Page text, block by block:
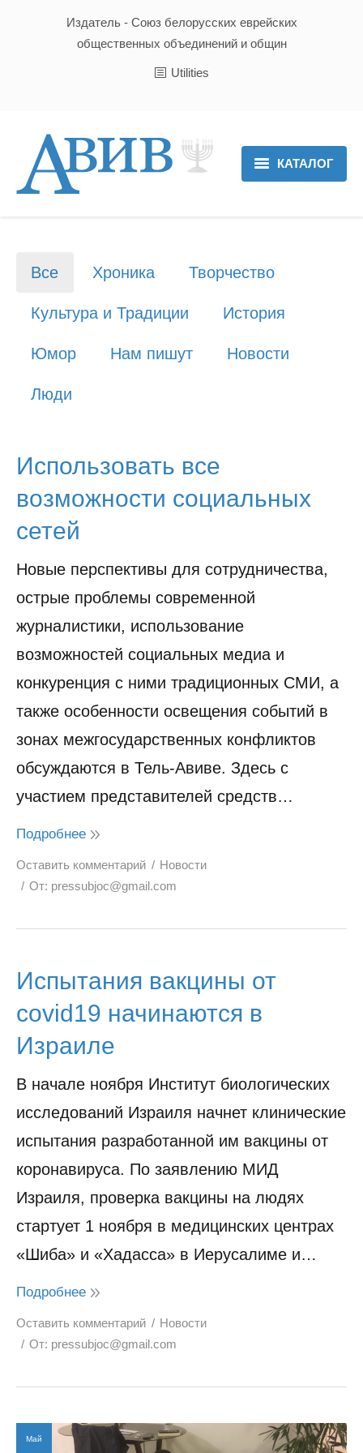
Издатель - Союз белорусских еврейских
общественных объединений и общин
Utilities
КАТАЛОГ
Культура и Традиции
Хроника
Люди
Все Хроника Творчество
Культура и Традиции История
Юмор Нам пишут Новости
Люди
Использовать все
возможности социальных
сетей
Новые перспективы для сотрудничества,
острые проблемы современной
журналистики, использование
возможностей социальных медиа и
конкуренция с ними традиционных СМИ, а
также особенности освещения событий в
зонах межгосударственных конфликтов
обсуждаются в Тель-Авиве. Здесь с
участием представителей средств…
Подробнее
Оставить комментарий
Новости
От: pressubjoc@gmail.com
Испытания вакцины от
covid19 начинаются в
Израиле
В начале ноября Институт биологических
исследований Израиля начнет клинические
испытания разработанной им вакцины от
коронавируса. По заявлению МИД
Израиля, проверка вакцины на людях
стартует 1 ноября в медицинских центрах
«Шиба» и «Хадасса» в Иерусалиме и…
Подробнее
Оставить комментарий
Новости
От: pressubjoc@gmail.com
Май